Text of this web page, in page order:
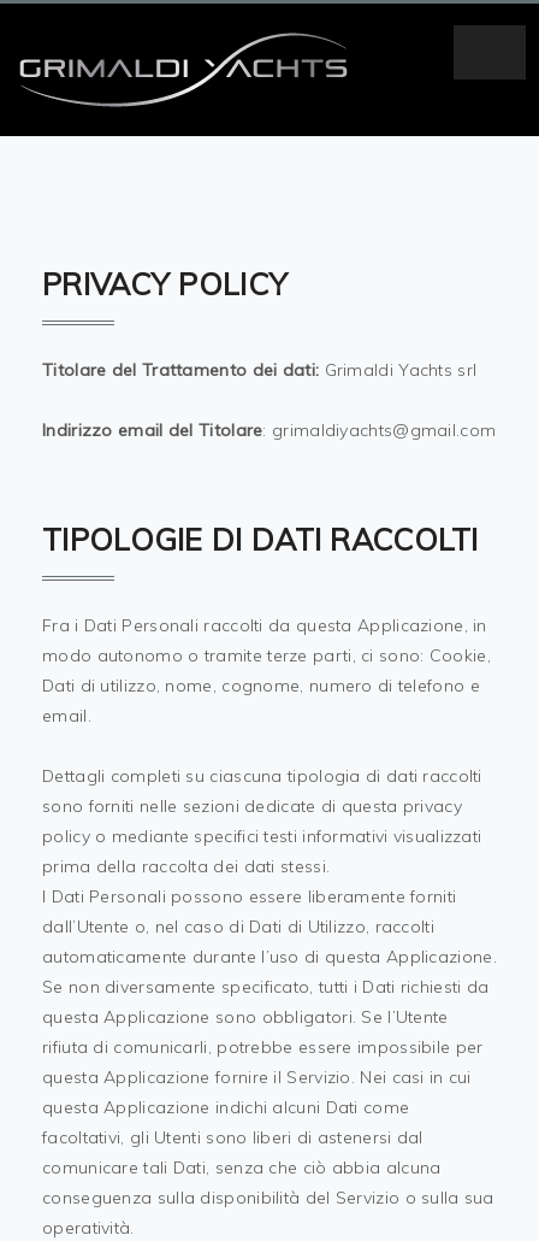
PRIVACY POLICY
Titolare del Trattamento dei dati: Grimaldi Yachts srl
Indirizzo email del Titolare: grimaldiyachts@gmail.com
TIPOLOGIE DI DATI RACCOLTI
Fra i Dati Personali raccolti da questa Applicazione, in
modo autonomo o tramite terze parti, ci sono: Cookie,
Dati di utilizzo, nome, cognome, numero di telefono e
email.
Dettagli completi su ciascuna tipologia di dati raccolti
sono forniti nelle sezioni dedicate di questa privacy
policy o mediante specifici testi informativi visualizzati
prima della raccolta dei dati stessi.
I Dati Personali possono essere liberamente forniti
dall’Utente o, nel caso di Dati di Utilizzo, raccolti
automaticamente durante l’uso di questa Applicazione.
Se non diversamente specificato, tutti i Dati richiesti da
questa Applicazione sono obbligatori. Se l’Utente
rifiuta di comunicarli, potrebbe essere impossibile per
questa Applicazione fornire il Servizio. Nei casi in cui
questa Applicazione indichi alcuni Dati come
facoltativi, gli Utenti sono liberi di astenersi dal
comunicare tali Dati, senza che ciò abbia alcuna
conseguenza sulla disponibilità del Servizio o sulla sua
operatività.